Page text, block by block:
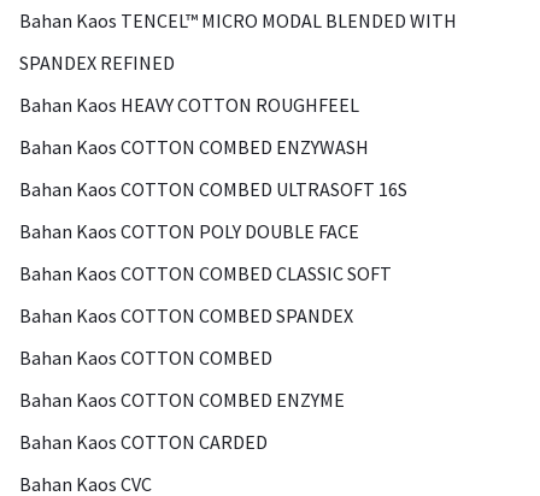
Bahan Kaos TENCEL™ MICRO MODAL BLENDED WITH
SPANDEX REFINED
Bahan Kaos HEAVY COTTON ROUGHFEEL
Bahan Kaos COTTON COMBED ENZYWASH
Bahan Kaos COTTON COMBED ULTRASOFT 16S
Bahan Kaos COTTON POLY DOUBLE FACE
Bahan Kaos COTTON COMBED CLASSIC SOFT
Bahan Kaos COTTON COMBED SPANDEX
Bahan Kaos COTTON COMBED
Bahan Kaos COTTON COMBED ENZYME
Bahan Kaos COTTON CARDED
Bahan Kaos CVC